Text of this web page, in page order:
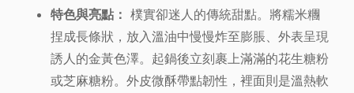
特色與亮點： 樸實卻迷人的傳統甜點。將糯米糰
捏成長條狀，放入溫油中慢慢炸至膨脹、外表呈現
誘人的金黃色澤。起鍋後立刻裹上滿滿的花生糖粉
或芝麻糖粉。外皮微酥帶點韌性，裡面則是溫熱軟